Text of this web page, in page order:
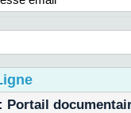
Portail